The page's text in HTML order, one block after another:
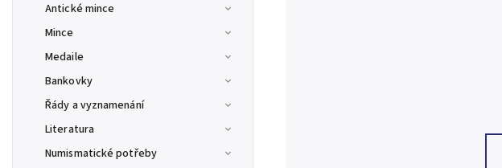
Antické mince
Mince
Medaile
Bankovky
Řády a vyznamenání
Literatura
Numismatické potřeby